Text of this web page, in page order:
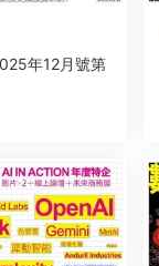
年12月號第